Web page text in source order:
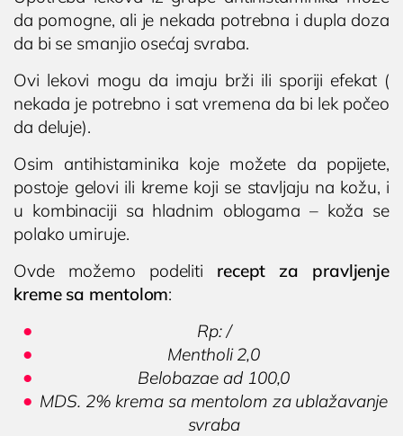
da pomogne, ali je nekada potrebna i dupla doza
da bi se smanjio osećaj svraba.
Ovi lekovi mogu da imaju brži ili sporiji efekat (
nekada je potrebno i sat vremena da bi lek počeo
da deluje).
Osim antihistaminika koje možete da popijete,
postoje gelovi ili kreme koji se stavljaju na kožu, i
u kombinaciji sa hladnim oblogama – koža se
polako umiruje.
Ovde možemo podeliti recept za pravljenje
kreme sa mentolom:
Rp: /
Mentholi 2,0
Belobazae ad 100,0
MDS. 2% krema sa mentolom za ublažavanje
svraba